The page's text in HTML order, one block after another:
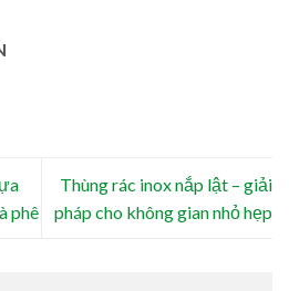
phê
Thùng rác inox nắp lật – giải
pháp cho không gian nhỏ hẹp